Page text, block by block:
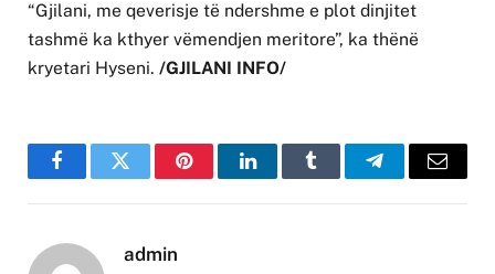
“Gjilani, me qeverisje të ndershme e plot dinjitet
tashmë ka kthyer vëmendjen meritore”, ka thënë
kryetari Hyseni. /GJILANI INFO/
FacebookTwitter PinterestLinkedInTumblr TelegramEmail
admin